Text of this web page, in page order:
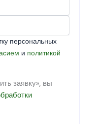
персональных
и политикой
заявку», вы